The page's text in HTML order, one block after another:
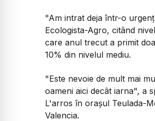
"Am intrat deja într-o
Ecologista-Agro, citând
care anul trecut a primit
10% din nivelul mediu.
"Este nevoie de mult mai
oameni aici decât iarna", a
L'arros în oraşul Teulada-
Valencia.